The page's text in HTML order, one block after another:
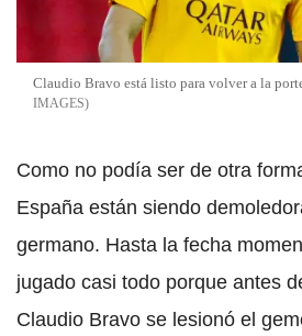
Claudio Bravo está listo para volver a la
IMAGES
Como no podía ser de otra
España están siendo
germano. Hasta la fecha
jugado casi todo porque antes
Claudio Bravo se lesionó el